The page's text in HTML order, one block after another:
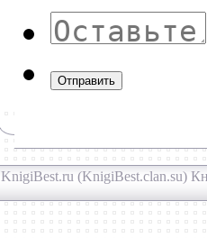
Отправить
KnigiBest.ru (KnigiBest.clan.su)